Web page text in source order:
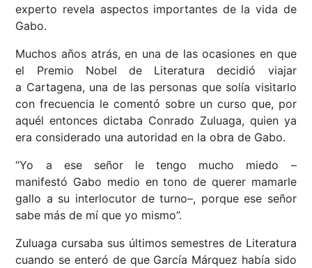
experto revela aspectos importantes de la vida de
Gabo.
Muchos años atrás, en una de las ocasiones en que
el Premio Nobel de Literatura decidió viajar
a Cartagena, una de las personas que solía visitarlo
con frecuencia le comentó sobre un curso que, por
aquél entonces dictaba Conrado Zuluaga, quien ya
era considerado una autoridad en la obra de Gabo.
“Yo a ese señor le tengo mucho miedo –
manifestó Gabo medio en tono de querer mamarle
gallo a su interlocutor de turno–, porque ese señor
sabe más de mí que yo mismo”.
Zuluaga cursaba sus últimos semestres de Literatura
cuando se enteró de que García Márquez había sido